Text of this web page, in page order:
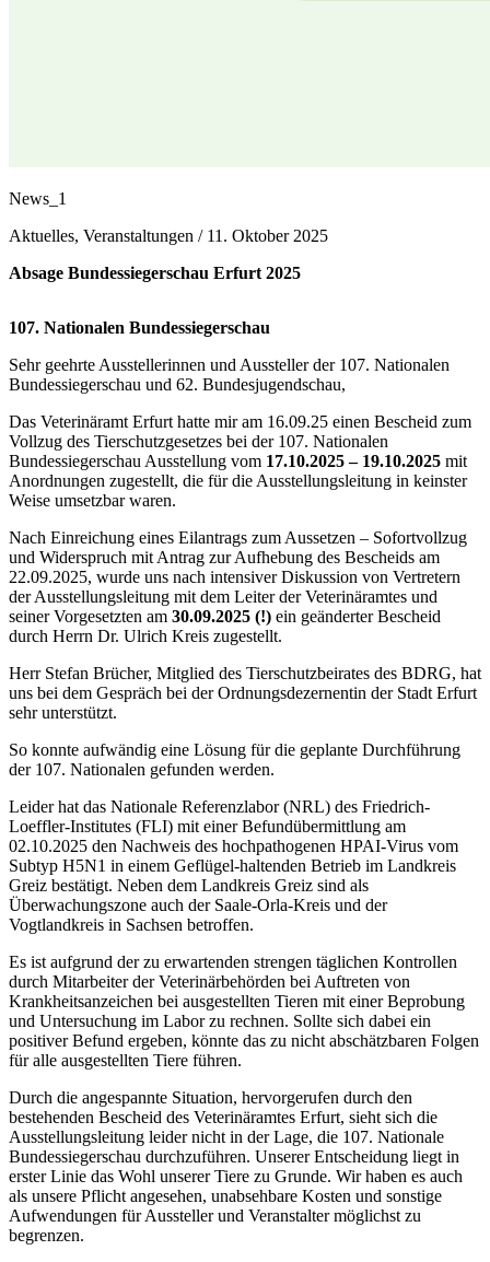
News_1
Aktuelles, Veranstaltungen / 11. Oktober 2025
Absage Bundessiegerschau Erfurt 2025
107. Nationalen Bundessiegerschau
Sehr geehrte Ausstellerinnen und Aussteller der 107. Nationalen
Bundessiegerschau und 62. Bundesjugendschau,
Das Veterinäramt Erfurt hatte mir am 16.09.25 einen Bescheid zum
Vollzug des Tierschutzgesetzes bei der 107. Nationalen
Bundessiegerschau Ausstellung vom 17.10.2025 – 19.10.2025 mit
Anordnungen zugestellt, die für die Ausstellungsleitung in keinster
Weise umsetzbar waren.
Nach Einreichung eines Eilantrags zum Aussetzen – Sofortvollzug
und Widerspruch mit Antrag zur Aufhebung des Bescheids am
22.09.2025, wurde uns nach intensiver Diskussion von Vertretern
der Ausstellungsleitung mit dem Leiter der Veterinäramtes und
seiner Vorgesetzten am 30.09.2025 (!) ein geänderter Bescheid
durch Herrn Dr. Ulrich Kreis zugestellt.
Herr Stefan Brücher, Mitglied des Tierschutzbeirates des BDRG, hat
uns bei dem Gespräch bei der Ordnungsdezernentin der Stadt Erfurt
sehr unterstützt.
So konnte aufwändig eine Lösung für die geplante Durchführung
der 107. Nationalen gefunden werden.
Leider hat das Nationale Referenzlabor (NRL) des Friedrich-
Loeffler-Institutes (FLI) mit einer Befundübermittlung am
02.10.2025 den Nachweis des hochpathogenen HPAI-Virus vom
Subtyp H5N1 in einem Geflügel-haltenden Betrieb im Landkreis
Greiz bestätigt. Neben dem Landkreis Greiz sind als
Überwachungszone auch der Saale-Orla-Kreis und der
Vogtlandkreis in Sachsen betroffen.
Es ist aufgrund der zu erwartenden strengen täglichen Kontrollen
durch Mitarbeiter der Veterinärbehörden bei Auftreten von
Krankheitsanzeichen bei ausgestellten Tieren mit einer Beprobung
und Untersuchung im Labor zu rechnen. Sollte sich dabei ein
positiver Befund ergeben, könnte das zu nicht abschätzbaren Folgen
für alle ausgestellten Tiere führen.
Durch die angespannte Situation, hervorgerufen durch den
bestehenden Bescheid des Veterinäramtes Erfurt, sieht sich die
Ausstellungsleitung leider nicht in der Lage, die 107. Nationale
Bundessiegerschau durchzuführen. Unserer Entscheidung liegt in
erster Linie das Wohl unserer Tiere zu Grunde. Wir haben es auch
als unsere Pflicht angesehen, unabsehbare Kosten und sonstige
Aufwendungen für Aussteller und Veranstalter möglichst zu
begrenzen.